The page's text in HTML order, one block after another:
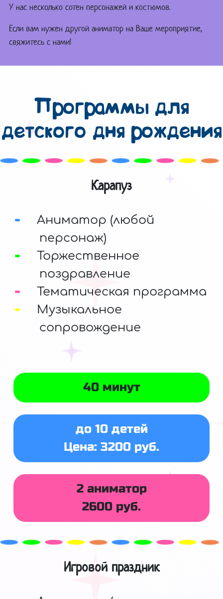
У нас несколько сотен персонажей и костюмов.
Если вам нужен другой аниматор на Ваше мероприятие,
свяжитесь с нами!
Программы для
детского дня рождения
Карапуз
Аниматор (любой
персонаж)
Торжественное
поздравление
Тематическая программа
Музыкальное
сопровождение
40 минут
до 10 детей
Цена: 3200 руб.
2 аниматор
2600 руб.
Игровой праздник